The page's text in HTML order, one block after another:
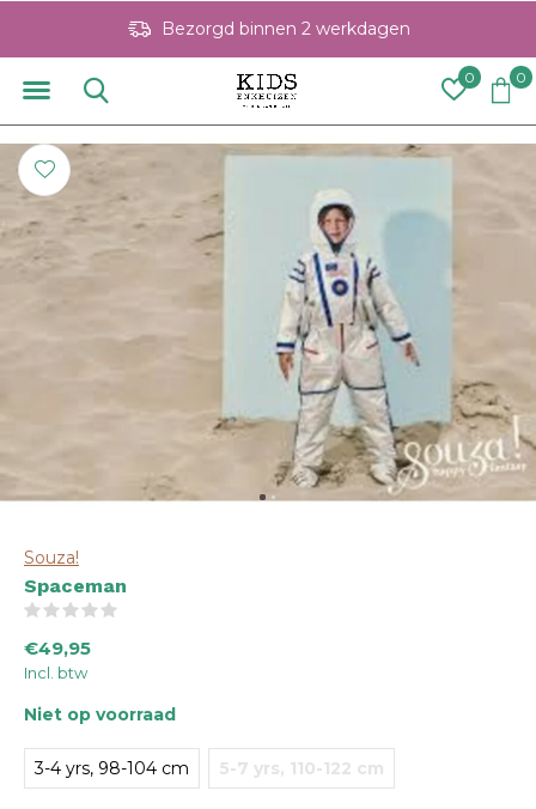
0 0
Bezorgd binnen 2 werkdagen
Souza!
Spaceman
€49,95
Incl. btw
Niet op voorraad
3-4 yrs, 98-104 cm 5-7 yrs, 110-122 cm